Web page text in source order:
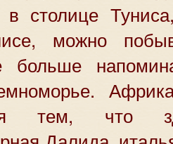
в столице
можно
больше
тем, что